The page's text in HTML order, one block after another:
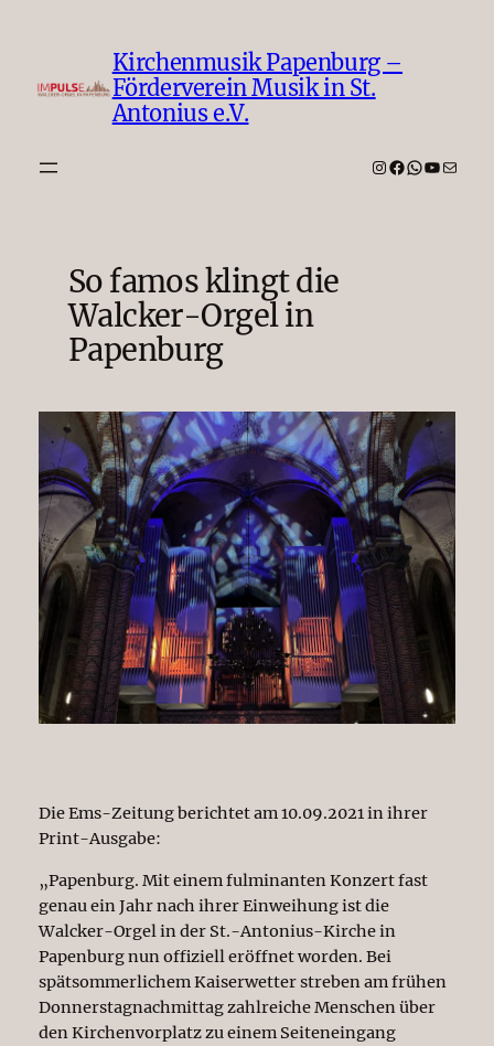
Kirchenmusik Papenburg –
Förderverein Musik in St.
Antonius e.V.
Instagram
Facebook
WhatsApp
E-Mail
So famos klingt die
Walcker-Orgel in
Papenburg
Die Ems-Zeitung berichtet am 10.09.2021 in ihrer
Print-Ausgabe:
„Papenburg. Mit einem fulminanten Konzert fast
genau ein Jahr nach ihrer Einweihung ist die
Walcker-Orgel in der St.-Antonius-Kirche in
Papenburg nun offiziell eröffnet worden. Bei
spätsommerlichem Kaiserwetter streben am frühen
Donnerstagnachmittag zahlreiche Menschen über
den Kirchenvorplatz zu einem Seiteneingang